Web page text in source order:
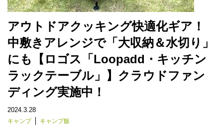
アウトドアクッキング快適化ギア！
中敷きアレンジで「大収納＆水切り」
にも【ロゴス「Loopadd・キッチン
ラックテーブル」】クラウドファン
ディング実施中！
2024.3.28
キャンプ キャンプ飯